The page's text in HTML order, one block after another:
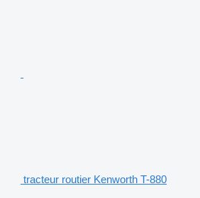
tracteur routier Kenworth T-880